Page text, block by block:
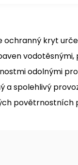
ochranný kryt
odolnými
a spolehlivý
povětrnostních